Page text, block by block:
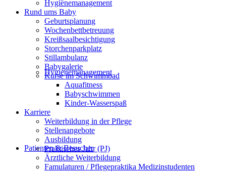
Hygienemanagement
Patienten & Besucher
Hygienemanagement
Rund ums Baby
Geburtsplanung
Wochenbettbetreuung
Kreißsaalbesichtigung
Storchenparkplatz
Stillambulanz
Babygalerie
Kurse im Schwimmbad
Aquafitness
Babyschwimmen
Kinder-Wasserspaß
Karriere
Weiterbildung in der Pflege
Stellenangebote
Ausbildung
Praktisches Jahr (PJ)
Ärztliche Weiterbildung
Famulaturen / Pflegepraktika Medizinstudenten